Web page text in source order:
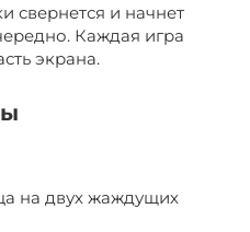
свернется и начнет
Каждая игра
экрана.
на двух жаждущих